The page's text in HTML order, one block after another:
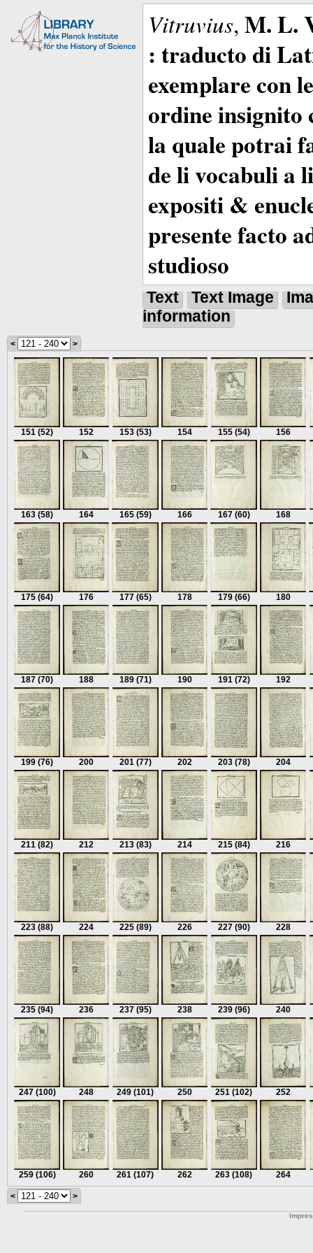
Vitruvius, M. L.
: traducto di
exemplare con
ordine insignito
la quale potrai
de li vocabuli a
expositi &
presente facto
studioso
Text Text Image
information
< >
151 (52) 152 153 (53) 154 155 (54) 156
163 (58) 164 165 (59) 166 167 (60) 168
175 (64) 176 177 (65) 178 179 (66) 180
187 (70) 188 189 (71) 190 191 (72) 192
199 (76) 200 201 (77) 202 203 (78) 204
211 (82) 212 213 (83) 214 215 (84) 216
223 (88) 224 225 (89) 226 227 (90) 228
235 (94) 236 237 (95) 238 239 (96) 240
247 (100) 248 249 (101) 250 251 (102) 252
259 (106) 260 261 (107) 262 263 (108) 264
< >